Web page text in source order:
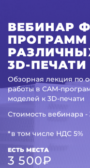
ВЕБИНАР
ПРОГРАММ
3D-ПЕЧАТИ
Обзорная лекция по
работы в CAM-
моделей к 3D-печати
Стоимость вебинара -
*в том числе НДС 5%
ЕСТЬ МЕСТА
3 500₽